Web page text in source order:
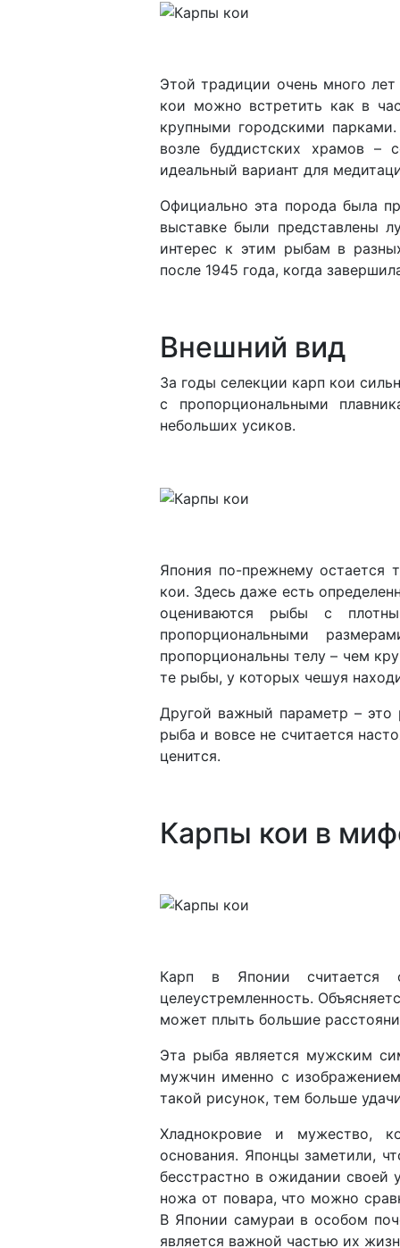
Этой традиции очень много
кои можно встретить как в
крупными городскими
возле буддистских храмов –
идеальный вариант для
Официально эта порода была
выставке были представлены
интерес к этим рыбам в
после 1945 года, когда
Внешний вид
За годы селекции карп кои
с пропорциональными
небольших усиков.
Япония по-прежнему остается
кои. Здесь даже есть
оцениваются рыбы с
пропорциональными
пропорциональны телу – чем
те рыбы, у которых чешуя
Другой важный параметр – это
рыба и вовсе не считается
ценится.
Карпы кои в
Карп в Японии считается
целеустремленность.
может плыть большие
Эта рыба является мужским
мужчин именно с
такой рисунок, тем больше
Хладнокровие и мужество,
основания. Японцы заметили,
бесстрастно в ожидании своей
ножа от повара, что можно
В Японии самураи в особом
является важной частью их